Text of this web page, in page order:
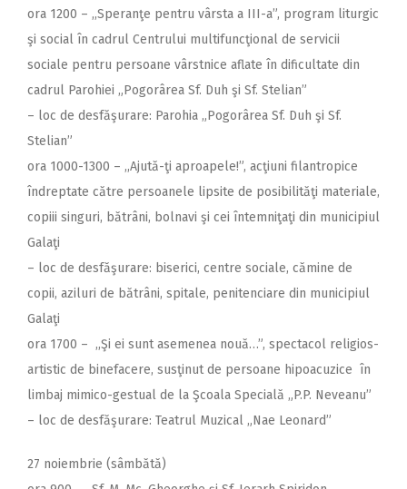
ora 1200 – ,,Speranţe pentru vârsta a III-a”, program liturgic
şi social în cadrul Centrului multifuncţional de servicii
sociale pentru persoane vârstnice aflate în dificultate din
cadrul Parohiei „Pogorârea Sf. Duh şi Sf. Stelian”
– loc de desfăşurare: Parohia „Pogorârea Sf. Duh şi Sf.
Stelian”
ora 1000-1300 – ,,Ajută-ţi aproapele!”, acţiuni filantropice
îndreptate către persoanele lipsite de posibilităţi materiale,
copiii singuri, bătrâni, bolnavi şi cei întemniţaţi din municipiul
Galaţi
– loc de desfăşurare: biserici, centre sociale, cămine de
copii, aziluri de bătrâni, spitale, penitenciare din municipiul
Galaţi
ora 1700 – ,,Şi ei sunt asemenea nouă…”, spectacol religios-
artistic de binefacere, susţinut de persoane hipoacuzice în
limbaj mimico-gestual de la Şcoala Specială „P.P. Neveanu”
– loc de desfăşurare: Teatrul Muzical „Nae Leonard”
27 noiembrie (sâmbătă)